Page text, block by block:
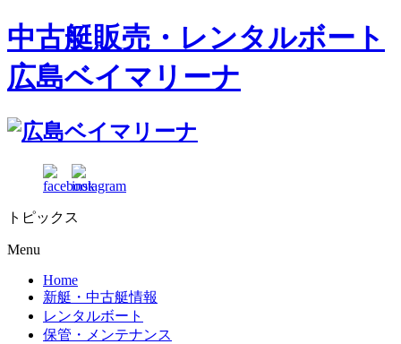
中古艇販売・レンタルボート
広島ベイマリーナ
トピックス
Menu
Home
新艇・中古艇情報
レンタルボート
保管・メンテナンス